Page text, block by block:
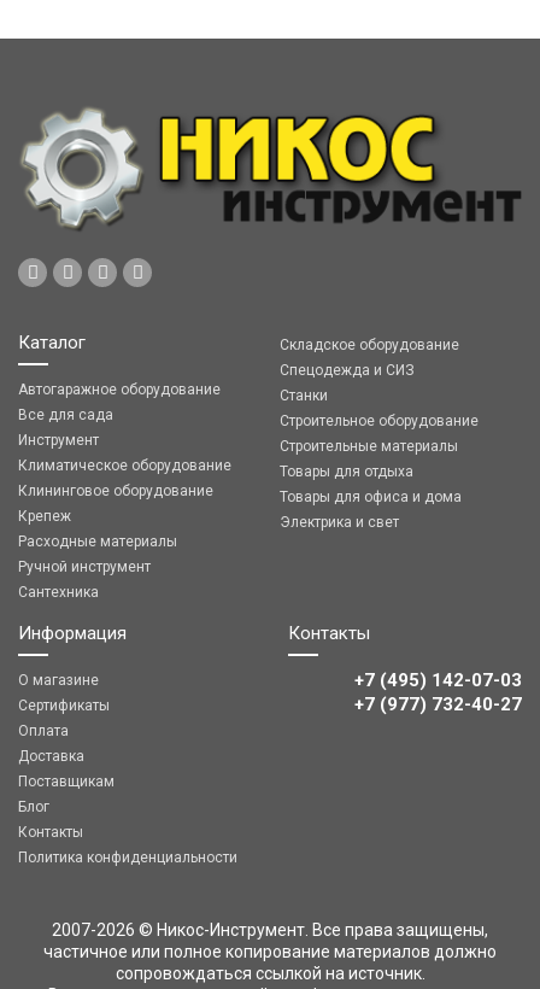
Каталог
Автогаражное оборудование
Все для сада
Инструмент
Климатическое оборудование
Клининговое оборудование
Крепеж
Расходные материалы
Ручной инструмент
Сантехника
Складское оборудование
Спецодежда и СИЗ
Станки
Строительное оборудование
Строительные материалы
Товары для отдыха
Товары для офиса и дома
Электрика и свет
Информация
О магазине
Сертификаты
Оплата
Доставка
Поставщикам
Блог
Контакты
Политика конфиденциальности
Контакты
+7 (495) 142-07-03
‎‎+7 (977) 732-40-27
2007-2026 © Никос-Инструмент. Все права защищены,
частичное или полное копирование материалов должно
сопровождаться ссылкой на источник.